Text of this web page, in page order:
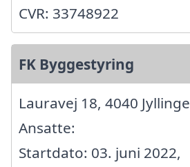
CVR: 33748922
FK Byggestyring
Lauravej 18, 4040 Jyllinge
Ansatte:
Startdato: 03. juni 2022,